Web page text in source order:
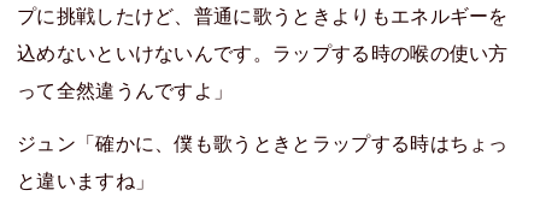
プに挑戦したけど、普通に歌うときよりもエネルギーを
込めないといけないんです。ラップする時の喉の使い方
って全然違うんですよ」
ジュン「確かに、僕も歌うときとラップする時はちょっ
と違いますね」